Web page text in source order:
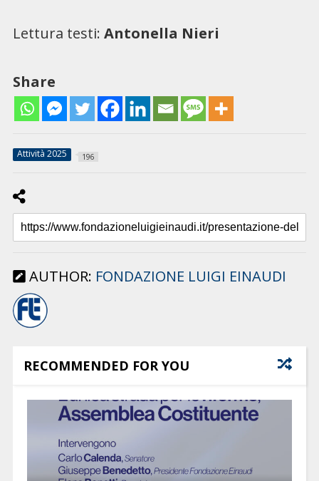
Lettura testi: Antonella Nieri
Share
Attività 2025 196
AUTHOR: FONDAZIONE LUIGI EINAUDI
RECOMMENDED FOR YOU